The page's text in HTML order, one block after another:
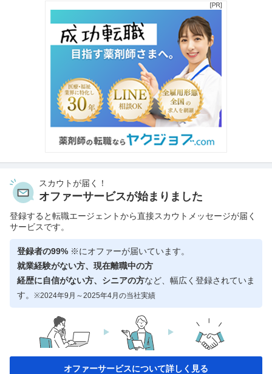
スカウトが届く！
オファーサービスが始まりました
登録すると転職エージェントから直接スカウトメッセージが届く
サービスです。
登録者の99% ※にオファーが届いています。
就業経験がない方、現在離職中の方
経歴に自信がない方、シニアの方など、幅広く登録されていま
す。 ※2024年9月～2025年4月の当社実績
オファーサービスについて詳しく見る